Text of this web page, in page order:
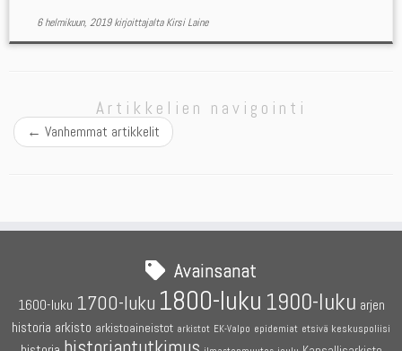
6 helmikuun, 2019 kirjoittajaltaKirsi Laine
Artikkelien navigointi
← Vanhemmat artikkelit
Avainsanat
1600-luku 1700-luku 1800-luku 1900-luku arjen
historia arkisto arkistoaineistot arkistot EK-Valpo epidemiat etsivä keskuspoliisi